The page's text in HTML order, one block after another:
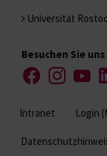
Universität
Besuchen Sie uns
FacebookInstagram
Intranet Login